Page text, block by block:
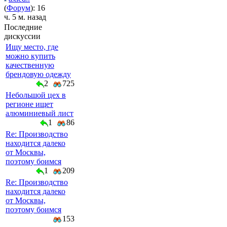
(Форум): 16
ч. 5 м. назад
Последние
дискуссии
Ищу место, где
можно купить
качественную
брендовую одежду
2
725
Небольшой цех в
регионе ищет
алюминиевый лист
1
86
Re: Производство
находится далеко
от Москвы,
поэтому боимся
1
209
Re: Производство
находится далеко
от Москвы,
поэтому боимся
153